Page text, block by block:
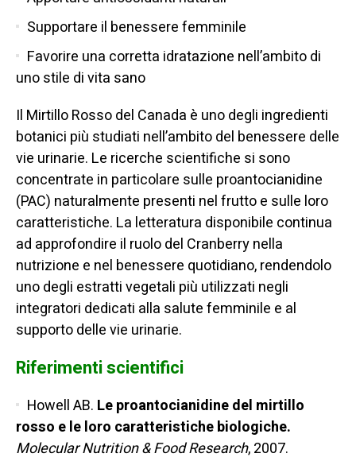
Supportare il benessere femminile
Favorire una corretta idratazione nell’ambito di
uno stile di vita sano
Il Mirtillo Rosso del Canada è uno degli ingredienti
botanici più studiati nell’ambito del benessere delle
vie urinarie. Le ricerche scientifiche si sono
concentrate in particolare sulle proantocianidine
(PAC) naturalmente presenti nel frutto e sulle loro
caratteristiche. La letteratura disponibile continua
ad approfondire il ruolo del Cranberry nella
nutrizione e nel benessere quotidiano, rendendolo
uno degli estratti vegetali più utilizzati negli
integratori dedicati alla salute femminile e al
supporto delle vie urinarie.
Riferimenti scientifici
Howell AB. Le proantocianidine del mirtillo
rosso e le loro caratteristiche biologiche.
Molecular Nutrition & Food Research, 2007.